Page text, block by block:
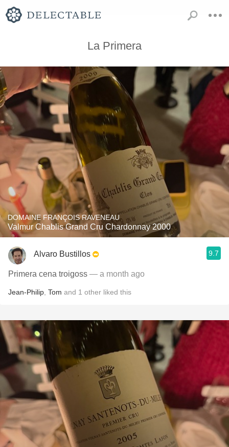
La Primera
DOMAINE FRANÇOIS RAVENEAU
Valmur Chablis Grand Cru Chardonnay 2000
Alvaro Bustillos 9.7
Primera cena troigoss — a month ago
Jean-Philip Tom and 1 other liked this